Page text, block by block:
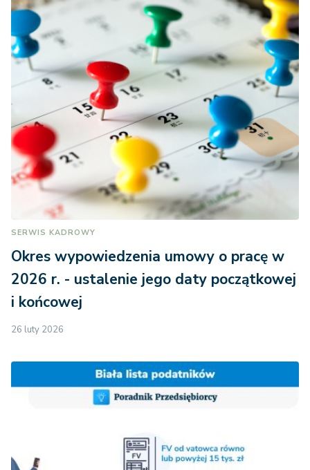
SERWIS KADROWY
Okres wypowiedzenia umowy o pracę w
2026 r. - ustalenie jego daty początkowej
i końcowej
26 luty 2026